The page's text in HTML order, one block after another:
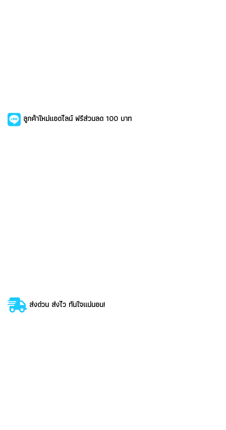
ลูกค้าใหม่แอดไลน์ ฟรีส่วนลด 100 บาท
ส่งด่วน ส่งไว ทันใจแน่นอน!